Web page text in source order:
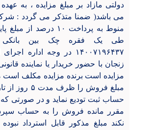
دولتی مازاد بر مبلغ مزایده ، به عهده
می باشد( ضمنا متذکر می گردد :
منوط به پرداخت ۱۰ درصد
طی یک فقره چک بین بانکی
۱۴۰۰۷۱۹۶۴۳۷ در وجه اداره
زنجان با حضور خریدار یا نماینده
مزایده است برنده مزایده مکلف است
مبلغ فروش را ظرف
حساب ثبت تودیع نماید و در صورتی
مقرر مانده فروش را به حساب
نکند مبلغ مذکور قابل استرداد